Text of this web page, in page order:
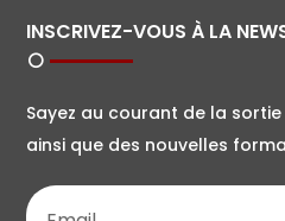
INSCRIVEZ-VOUS À LA
Sayez au courant de la
ainsi que des nouvelles